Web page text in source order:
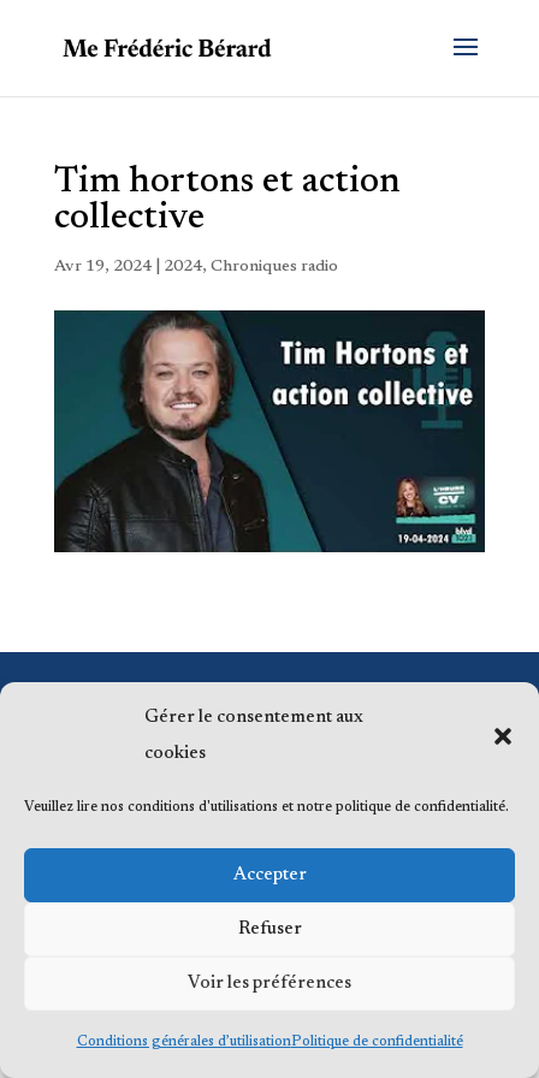
Gérer le consentement aux
cookies
Veuillez lire nos conditions d'utilisations et notre politique de confidentialité.
Accepter
Refuser
Voir les préférences
Conditions générales d’utilisationPolitique de confidentialité
Tim hortons et action
collective
Avr 19, 2024| 2024, Chroniques radio
© 2023 Me Frédéric Bérard, tous droits